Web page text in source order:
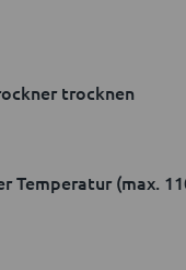
trocknen
Temperatur (max.